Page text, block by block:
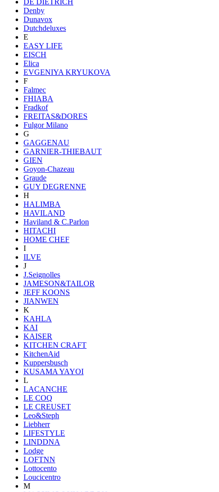
Denby
Dunavox
Dutchdeluxes
E
EASY LIFE
EISCH
Elica
EVGENIYA KRYUKOVA
F
Falmec
FHIABA
Fradkof
FREITAS&DORES
Fulgor Milano
G
GAGGENAU
GARNIER-THIEBAUT
GIEN
Goyon-Chazeau
Graude
GUY DEGRENNE
H
HALIMBA
HAVILAND
Haviland & C.Parlon
HITACHI
HOME CHEF
I
ILVE
J
J.Seignolles
JAMESON&TAILOR
JEFF KOONS
JIANWEN
K
KAHLA
KAI
KAISER
KITCHEN CRAFT
KitchenAid
Kuppersbusch
KUSAMA YAYOI
L
LACANCHE
LE COQ
LE CREUSET
Leo&Steph
Liebherr
LIFESTYLE
LINDDNA
Lodge
LOFTNN
Lottocento
Loucicentro
M